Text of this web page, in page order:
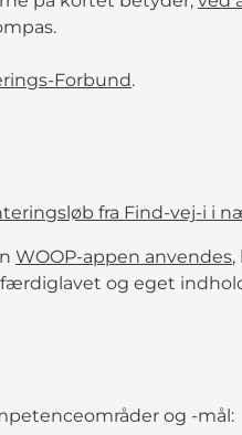
Forbund.
fra Find-vej-i i
WOOP-appen anvendes,
og eget
og -mål: